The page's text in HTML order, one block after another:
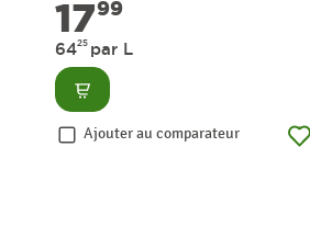
1799
6425 par L
Consulter
Ajouter au comparateur